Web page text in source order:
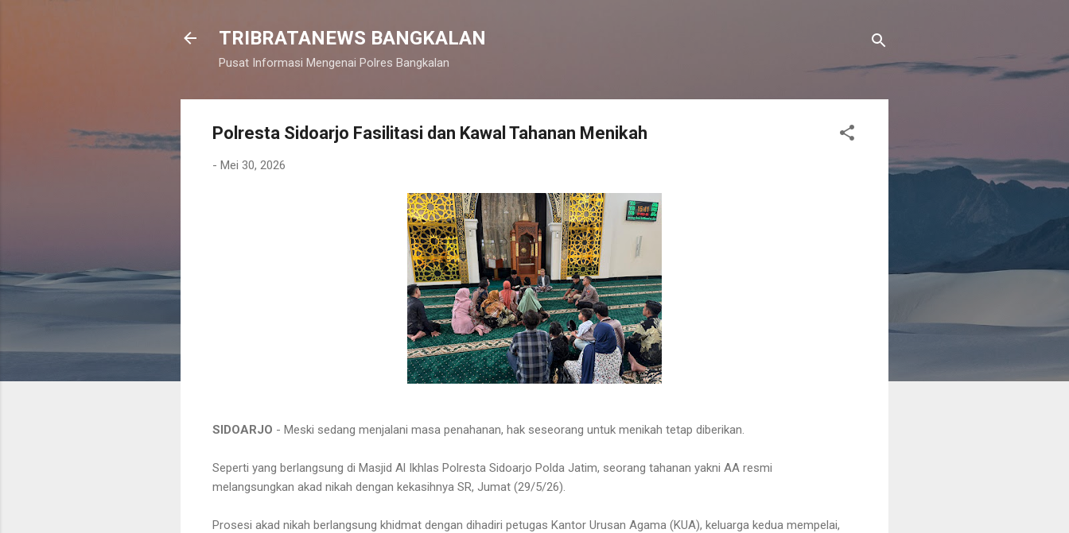
TRIBRATANEWS BANGKALAN
Pusat Informasi Mengenai Polres Bangkalan
Polresta Sidoarjo Fasilitasi dan Kawal Tahanan Menikah
- Mei 30, 2026
SIDOARJO - Meski sedang menjalani masa penahanan, hak seseorang untuk menikah tetap diberikan.
Seperti yang berlangsung di Masjid Al Ikhlas Polresta Sidoarjo Polda Jatim, seorang tahanan yakni AA resmi
melangsungkan akad nikah dengan kekasihnya SR, Jumat (29/5/26).
Prosesi akad nikah berlangsung khidmat dengan dihadiri petugas Kantor Urusan Agama (KUA), keluarga kedua mempelai,